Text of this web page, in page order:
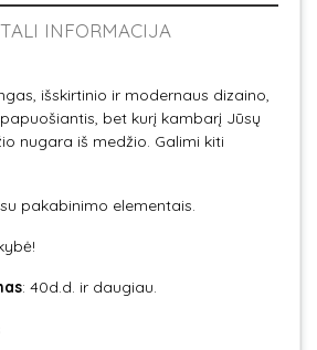
INFORMACIJA
išskirtinio ir modernaus dizaino,
bet kurį kambarį Jūsų
nugara iš medžio. Galimi kiti
pakabinimo elementais.
: 40d.d. ir daugiau.